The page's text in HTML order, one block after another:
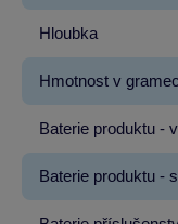
Hloubka
Hmotnost v
Baterie produktu -
Baterie produktu -